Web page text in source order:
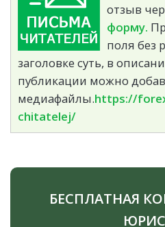
отзыв
форму.
поля без
заголовке суть, в
публикации можно
медиафайлы.https://
chitatelej/
БЕСПЛАТНАЯ